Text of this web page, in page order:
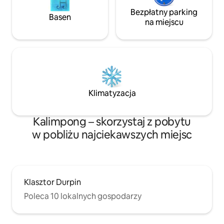
Basen
Bezpłatny parking
na miejscu
Klimatyzacja
Kalimpong – skorzystaj z pobytu
w pobliżu najciekawszych miejsc
Klasztor Durpin
Poleca 10 lokalnych gospodarzy